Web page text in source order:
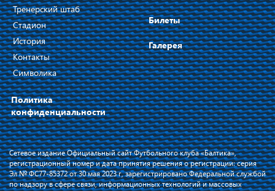
Тренерский штаб
Стадион
История
Контакты
Символика
Политика
конфиденциальности
Билеты
Галерея
Сетевое издание Официальный сайт Футбольного клуба «Балтика»,
регистрационный номер и дата принятия решения о регистрации: серия
Эл № ФС77-85372 от 30 мая 2023 г, зарегистрировано Федеральной службой
по надзору в сфере связи, информационных технологий и массовых